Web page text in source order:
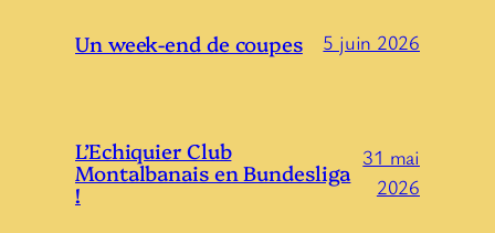
Un week-end de coupes 5 juin 2026
L’Echiquier Club
Montalbanais en Bundesliga
!
31 mai
2026